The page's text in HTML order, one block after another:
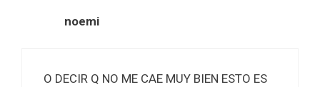
noemi
O DECIR Q NO ME CAE MUY BIEN ESTO ES